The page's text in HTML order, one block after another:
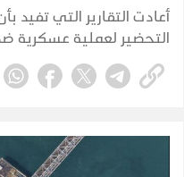
أعادت التقارير التي
التحضير لعملية عسكرية
من أن تنجر الرياض مجددًا
المتوفرة حاليًا تشير